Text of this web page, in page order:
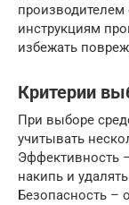
производителем
инструкциям
избежать
Критерии
При выборе
учитывать
Эффективность
накипь и
Безопасность –